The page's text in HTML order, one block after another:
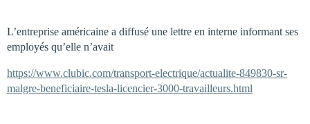
L’entreprise américaine a diffusé une lettre en interne informant ses
employés qu’elle n’avait
https://www.clubic.com/transport-electrique/actualite-849830-sr-
malgre-beneficiaire-tesla-licencier-3000-travailleurs.html